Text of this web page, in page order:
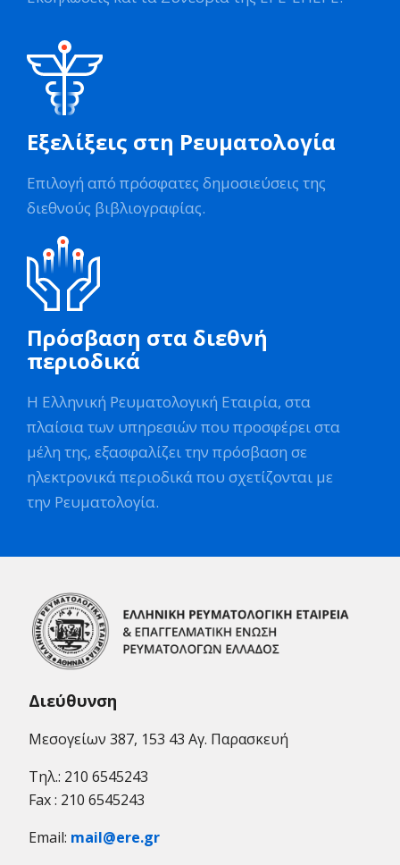
Εξελίξεις στη Ρευματολογία
Επιλογή από πρόσφατες δημοσιεύσεις της
διεθνούς βιβλιογραφίας.
Πρόσβαση στα διεθνή
περιοδικά
Η Ελληνική Ρευματολογική Εταιρία, στα
πλαίσια των υπηρεσιών που προσφέρει στα
μέλη της, εξασφαλίζει την πρόσβαση σε
ηλεκτρονικά περιοδικά που σχετίζονται με
την Ρευματολογία.
Διεύθυνση
Μεσογείων 387, 153 43 Αγ. Παρασκευή
Τηλ.: 210 6545243
Fax : 210 6545243
Email: mail@ere.gr